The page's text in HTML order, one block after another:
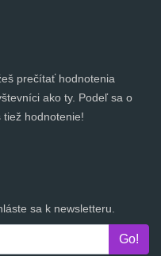
prečítať hodnotenia
ako ty. Podeľ sa o
hodnotenie!
sa k newsletteru.